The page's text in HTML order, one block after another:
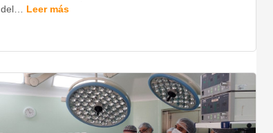
del… Leer más